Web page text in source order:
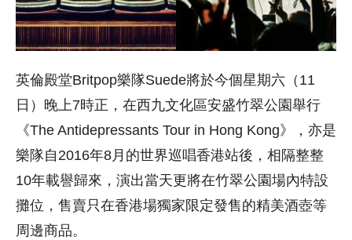
英倫殿堂Britpop樂隊Suede將於今個星期六（11
日）晚上7時正，在西九文化區安盛竹翠公園舉行
《The Antidepressants Tour in Hong Kong》，亦是
樂隊自2016年8月的世界巡唱香港站後，相隔整整
10年載譽歸來，演出當天更將在竹翠公園場內特設
攤位，售賣只在香港場獨家限定發售的精美酒壺等
周邊商品。